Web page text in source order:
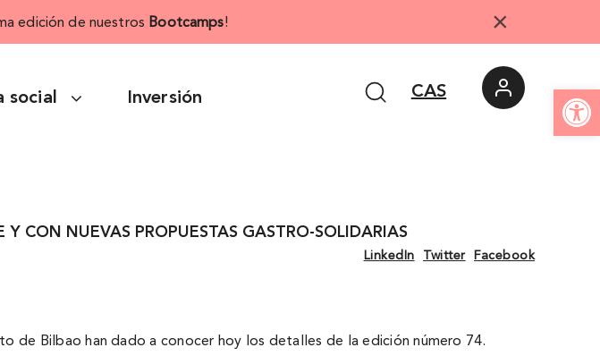
Abrir
edición de nuestros Bootcamps! ×
social Inversión CAS
CON NUEVAS PROPUESTAS GASTRO-SOLIDARIAS
LinkedIn Twitter Facebook
de Bilbao han dado a conocer hoy los detalles de la edición número 74.